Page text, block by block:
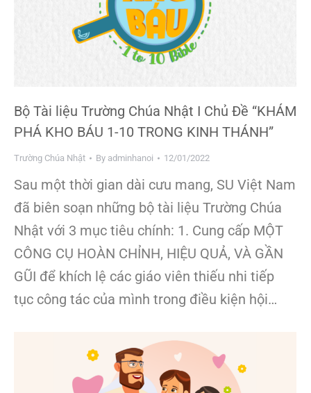
Bộ Tài liệu Trường Chúa Nhật I Chủ Đề “KHÁM
PHÁ KHO BÁU 1-10 TRONG KINH THÁNH”
Trường Chúa Nhật By adminhanoi 12/01/2022
Sau một thời gian dài cưu mang, SU Việt Nam
đã biên soạn những bộ tài liệu Trường Chúa
Nhật với 3 mục tiêu chính: 1. Cung cấp MỘT
CÔNG CỤ HOÀN CHỈNH, HIỆU QUẢ, VÀ GẦN
GŨI để khích lệ các giáo viên thiếu nhi tiếp
tục công tác của mình trong điều kiện hội…